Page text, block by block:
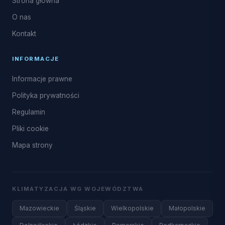
O nas
Kontakt
INFORMACJE
Informacje prawne
Polityka prywatności
Regulamin
Pliki cookie
Mapa strony
KLIMATYZACJA WG WOJEWÓDZTWA
Mazowieckie Śląskie Wielkopolskie Małopolskie